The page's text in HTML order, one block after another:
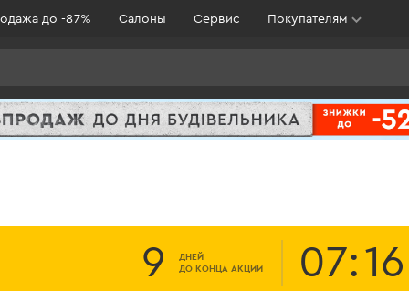
до -87% Салоны Сервис Покупателям
9
ДНЕЙ
ДО КОНЦА АКЦИИ
07:16